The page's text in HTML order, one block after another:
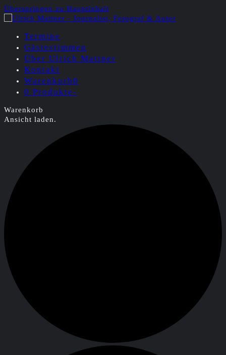
Überspringen zu Hauptinhalt
Termine
Gästestimmen
Über Ulrich Mattner
Kontakt
Warenkorb0
0 Produkte-
Warenkorb
Ansicht laden.